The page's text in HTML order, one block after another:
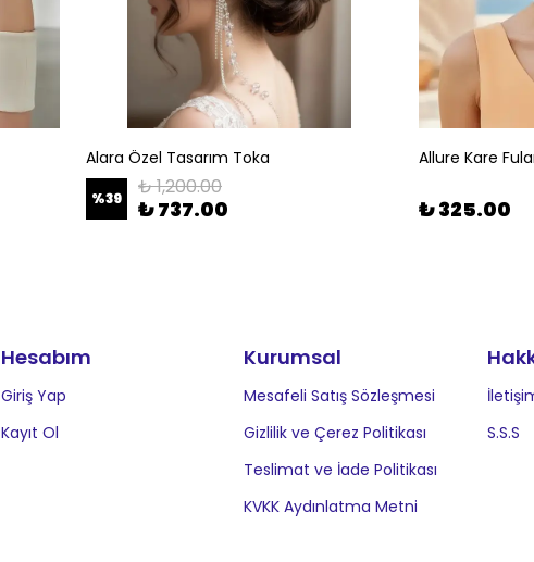
Alara Özel Tasarım Toka
%39 ₺ 1,200.00
₺ 737.00
Allure Kare
₺ 325.00
Hesabım
Giriş Yap
Kayıt Ol
Kurumsal
Mesafeli Satış Sözleşmesi
Gizlilik ve Çerez Politikası
Teslimat ve İade Politikası
KVKK Aydınlatma Metni
S.S.S